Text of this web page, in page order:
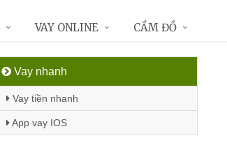
Vay nhanh
Vay tiền nhanh
App vay IOS
VAY ONLINE CẦM ĐỒ